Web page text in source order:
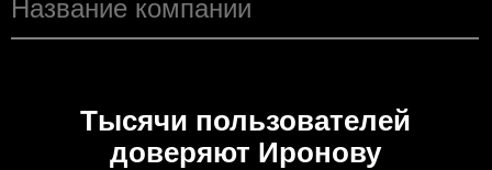
Тысячи пользователей
доверяют Иронову